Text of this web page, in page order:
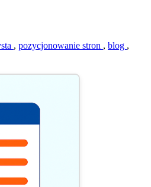
, pozycjonowanie stron , blog ,